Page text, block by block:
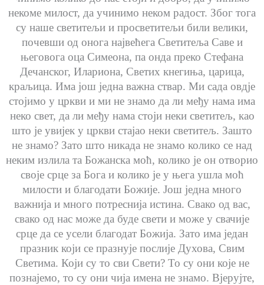
некоме милост, да учинимо неком радост. Због тога
су наше светитељи и просветитељи били велики,
почевши од онога највећега Светитеља Саве и
његовога оца Симеона, па онда преко Стефана
Дечанског, Илариона, Светих кнегиња, царица,
краљица. Има још једна важна ствар. Ми сада овдје
стојимо у цркви и ми не знамо да ли међу нама има
неко свет, да ли међу нама стоји неки светитељ, као
што је увијек у цркви стајао неки светитељ. Зашто
не знамо? Зато што никада не знамо колико се над
неким излила та Божанска моћ, колико је он отворио
своје срце за Бога и колико је у њега ушла моћ
милости и благодати Божије. Још једна много
важнија и много потреснија истина. Свако од вас,
свако од нас може да буде свети и може у свачије
срце да се усели благодат Божија. Зато има један
празник који се празнује послије Духова, Свим
Светима. Који су то сви Свети? То су они које не
познајемо, то су они чија имена не знамо. Вјерујте,